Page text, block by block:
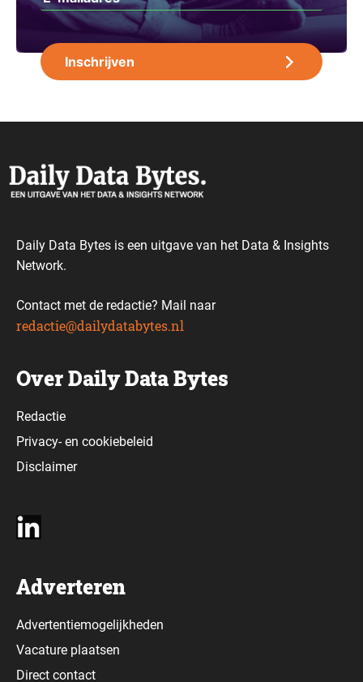
Daily Data Bytes is een uitgave van het Data & Insights
Network.
Contact met de redactie? Mail naar
redactie@dailydatabytes.nl
Over Daily Data Bytes
Redactie
Privacy-en cookiebeleid
Disclaimer
Adverteren
Advertentiemogelijkheden
Vacature plaatsen
Direct contact